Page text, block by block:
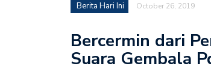
Berita Hari Ini October 26, 2019
Bercermin dari
Suara Gembala